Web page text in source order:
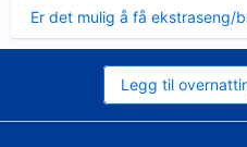
Er det mulig å få ekstraseng/
mindre
Legg til